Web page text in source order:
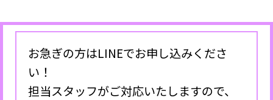
お急ぎの方はLINEでお申し込みくださ
い！
担当スタッフがご対応いたしますので、